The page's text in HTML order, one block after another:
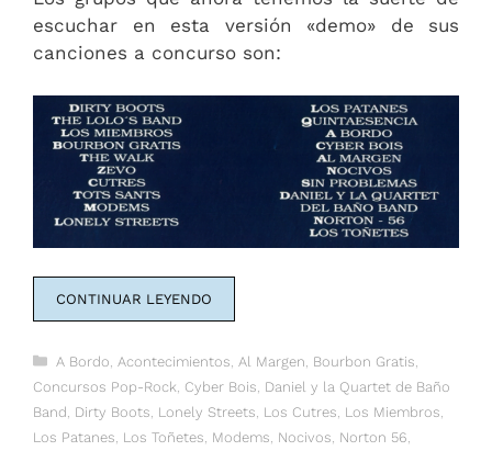
escuchar en esta versión «demo» de sus
canciones a concurso son:
CONTINUAR LEYENDO
Categorías
A Bordo Acontecimientos Al Margen Bourbon Gratis
Concursos Pop-Rock Cyber Bois Daniel y la Quartet de Baño
Band Dirty Boots Lonely Streets Los Cutres Los Miembros
Los Patanes Los Toñetes Modems Nocivos Norton 56